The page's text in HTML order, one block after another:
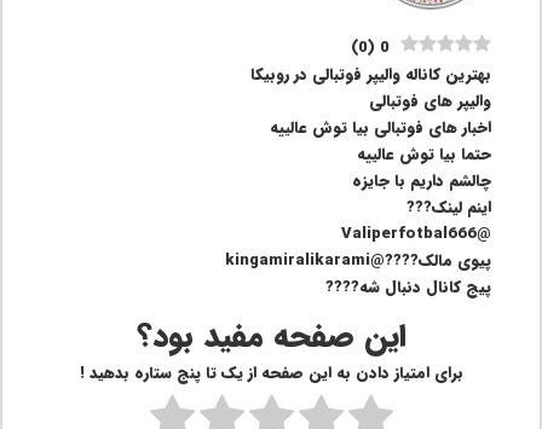
0
(
0
)
بهترین کاناله والیپر فوتبالی در روبیکا
والیپر های فوتبالی
اخبار های فوتبالی بیا توش عالییه
حتما بیا توش عالییه
چالشم داریم با جایزه
اینم لینک???
@Valiperfotbal666
پیوی مالک????@kingamiralikarami
پیج کانال دنبال شه????
این صفحه مفید بود؟
برای امتیاز دادن به این صفحه از یک تا پنج ستاره بدهید !